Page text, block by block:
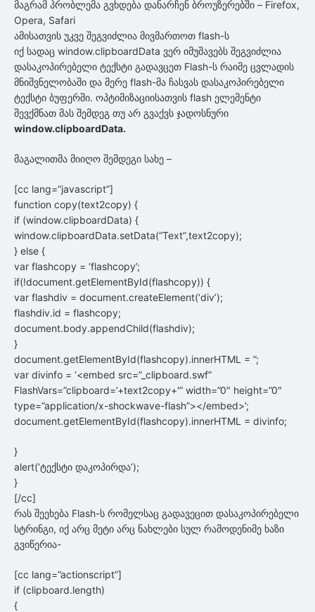
მაგრამ პრობლემა გვხდება დანარჩენ ბროუზერებში – Firefox,
Opera, Safari
ამისათვის უკვე შეგვიძლია მივმართოთ flash-ს
იქ სადაც window.clipboardData ვერ იმუშავებს შეგვიძლია
დასაკოპირებელი ტექსტი გადავცეთ Flash-ს რაიმე ცვლადის
მნიშვნელობაში და მერე flash-მა ჩასვას დასაკოპირებელი
ტექსტი ბუფერში. ოპტიმიზაციისათვის flash ელემენტი
შევქმნათ მას შემდეგ თუ არ გვაქვს ჯადოსნური
window.clipboardData.
მაგალითმა მიიღო შემდეგი სახე –
[cc lang=”javascript”]
function copy(text2copy) {
if (window.clipboardData) {
window.clipboardData.setData(“Text”,text2copy);
} else {
var flashcopy = ‘flashcopy’;
if(!document.getElementById(flashcopy)) {
var flashdiv = document.createElement(‘div’);
flashdiv.id = flashcopy;
document.body.appendChild(flashdiv);
}
document.getElementById(flashcopy).innerHTML = ”;
var divinfo = ‘<embed src=”_clipboard.swf”
FlashVars=”clipboard=’+text2copy+'” width=”0″ height=”0″
type=”application/x-shockwave-flash”></embed>’;
document.getElementById(flashcopy).innerHTML = divinfo;
}
alert(‘ტექსტი დაკოპირდა’);
}
[/cc]
რას შეეხება Flash-ს რომელსაც გადავეცით დასაკოპირებელი
სტრინგი, იქ არც მეტი არც ნახლები სულ რამოდენიმე ხაზი
გვიწერია-
[cc lang=”actionscript”]
if (clipboard.length)
{